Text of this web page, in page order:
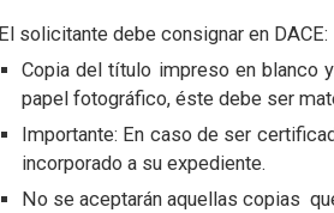
El solicitante debe consignar en DACE:
Copia del título impreso en blanco
papel fotográfico, éste debe ser
Importante: En caso de ser
incorporado a su expediente.
No se aceptarán aquellas copias